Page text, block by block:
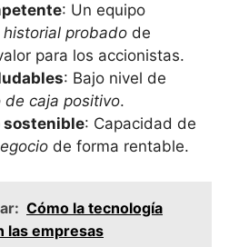
: Un equipo
historial probado de
para los accionistas.
: Bajo nivel de
de caja positivo.
sostenible: ⁤Capacidad de
de forma rentable.
Cómo la tecnología
las empresas